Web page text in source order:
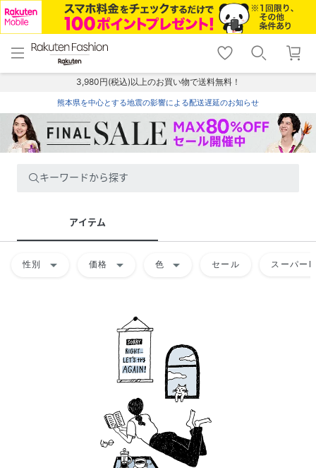
menu home
トップ
shopping_cart lock_outline
ログイン
3,980円(税込)以上のお買い物で送料無料！
熊本県を中心とする地震の影響による配送遅延のお知らせ
キーワードから探す
アイテム
性別 arrow_drop_down 価格 arrow_drop_down 色 arrow_drop_down セール スーパー